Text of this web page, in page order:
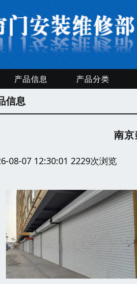
产品信息 产品分类
信息
南
08-07 12:30:01 2229次浏览